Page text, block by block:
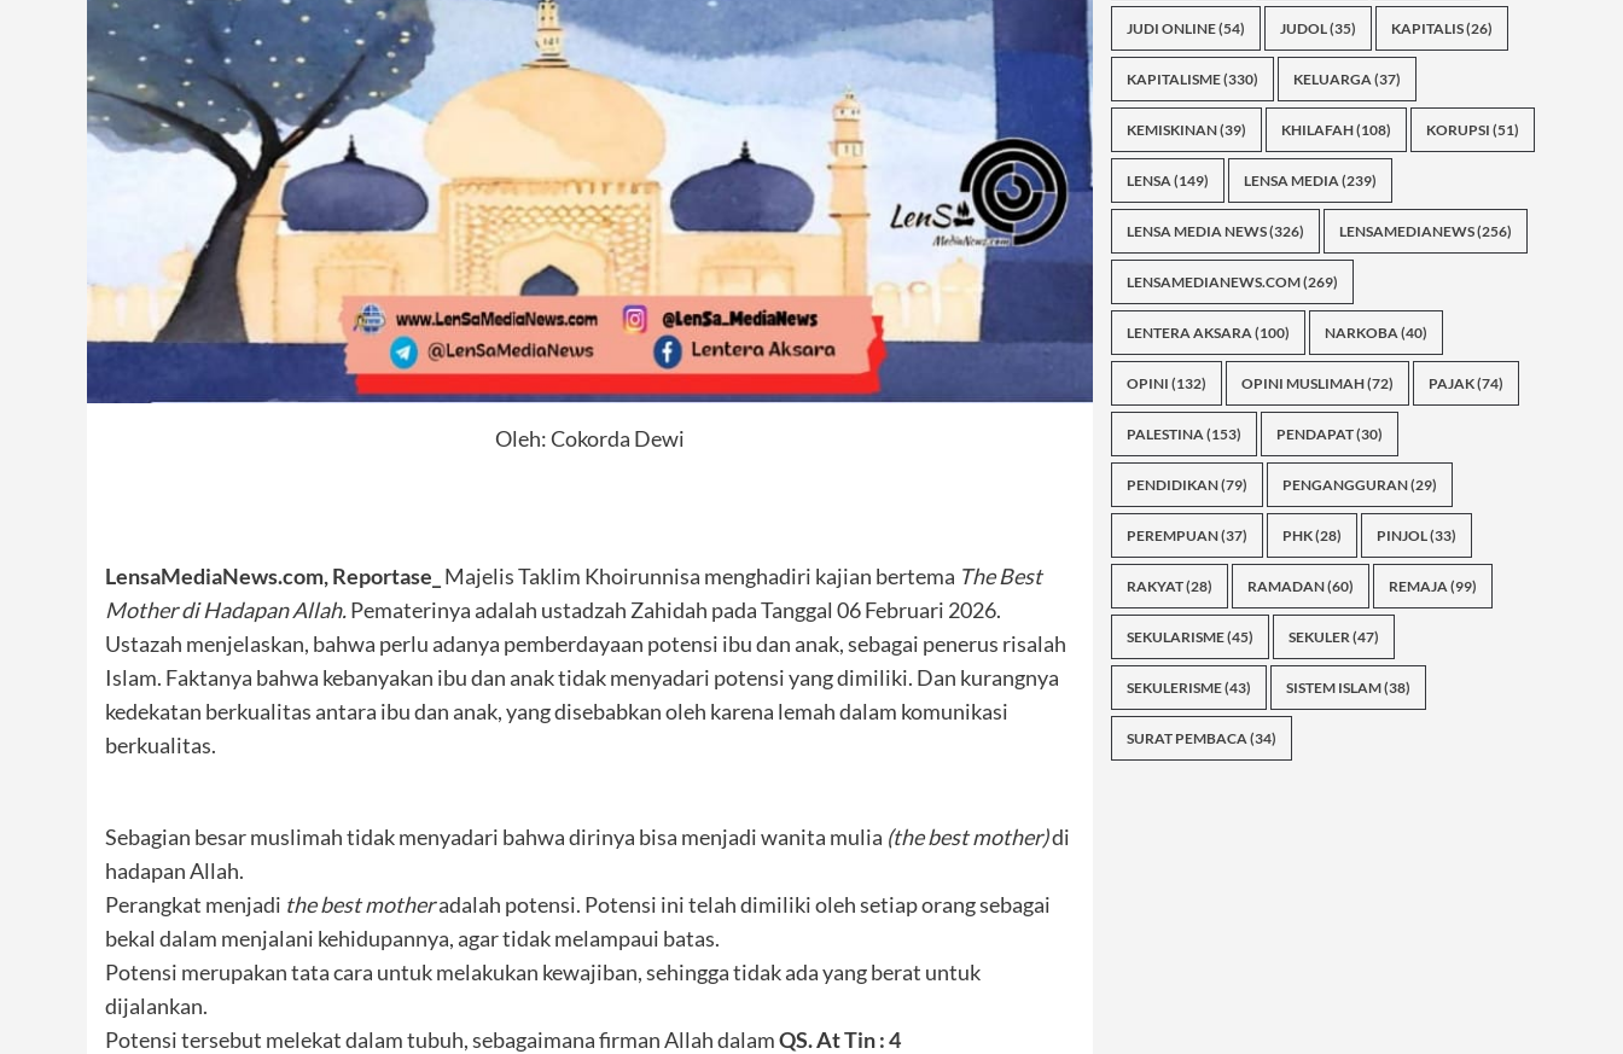
Oleh: Cokorda Dewi
LensaMediaNews.com, Reportase_ Majelis Taklim Khoirunnisa menghadiri kajian bertema The Best
Mother di Hadapan Allah.Pematerinya adalah ustadzah Zahidah pada Tanggal 06 Februari 2026.
Ustazah menjelaskan, bahwa perlu adanya pemberdayaan potensi ibu dan anak, sebagai penerus risalah
Islam. Faktanya bahwa kebanyakan ibu dan anak tidak menyadari potensi yang dimiliki. Dan kurangnya
kedekatan berkualitas antara ibu dan anak, yang disebabkan oleh karena lemah dalam komunikasi
berkualitas.
Sebagian besar muslimah tidak menyadari bahwa dirinya bisa menjadi wanita mulia (the best mother)di
hadapan Allah.
Perangkat menjadi the best motheradalah potensi. Potensi ini telah dimiliki oleh setiap orang sebagai
bekal dalam menjalani kehidupannya, agar tidak melampaui batas.
Potensi merupakan tata cara untuk melakukan kewajiban, sehingga tidak ada yang berat untuk
dijalankan.
Potensi tersebut melekat dalam tubuh, sebagaimana firman Allah dalamQS. At Tin : 4
JUDI ONLINE(54) JUDOL(35) KAPITALIS(26)
KAPITALISME(330) KELUARGA(37)
KEMISKINAN(39) KHILAFAH(108) KORUPSI (51)
LENSA(149) LENSA MEDIA(239)
LENSA MEDIA NEWS(326) LENSAMEDIANEWS(256)
LENSAMEDIANEWS.COM(269)
LENTERA AKSARA(100) NARKOBA(40)
OPINI (132) OPINI MUSLIMAH(72) PAJAK(74)
PALESTINA(153) PENDAPAT(30)
PENDIDIKAN(79) PENGANGGURAN(29)
PEREMPUAN(37) PHK(28) PINJOL(33)
RAKYAT(28) RAMADAN(60) REMAJA(99)
SEKULARISME(45) SEKULER(47)
SEKULERISME(43) SISTEM ISLAM(38)
SURAT PEMBACA(34)